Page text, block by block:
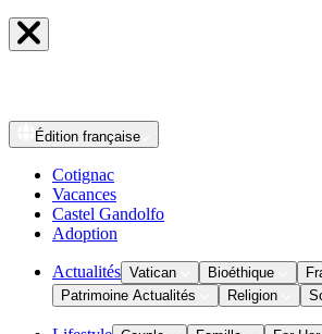
Édition française
Cotignac
Vacances
Castel Gandolfo
Adoption
Actualités Vatican Bioéthique
Patrimoine Actualités
Religion